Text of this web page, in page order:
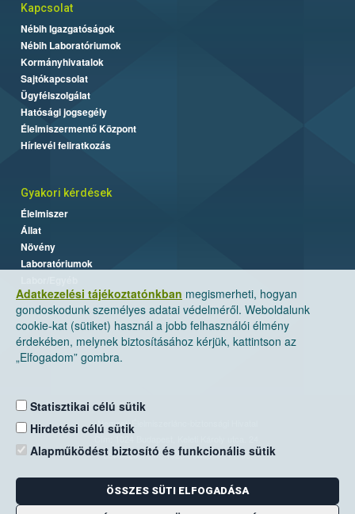
Adatkezelési tájékoztatónkban megismerheti, hogyan
gondoskodunk személyes adatai védelméről. Weboldalunk
cookie-kat (sütiket) használ a jobb felhasználói élmény
érdekében, melynek biztosításához kérjük, kattintson az
„Elfogadom” gombra.
Statisztikai célú sütik
Hirdetési célú sütik
Alapműködést biztosító és funkcionális sütik
ÖSSZES SÜTI ELFOGADÁSA
Kapcsolat
Nébih Igazgatóságok
Nébih Laboratóriumok
Kormányhivatalok
Sajtókapcsolat
Ügyfélszolgálat
Hatósági jogsegély
Élelmiszermentő Központ
Hírlevél feliratkozás
Gyakori kérdések
Élelmiszer
Állat
Növény
Laboratóriumok
Nemzeti Élelmiszerlánc-biztonsági Hivatal
Levelezési cím: 1525 Budapest. Pf. 30.
E-mail:ugyfelszolgalat@nebih.gov.hu